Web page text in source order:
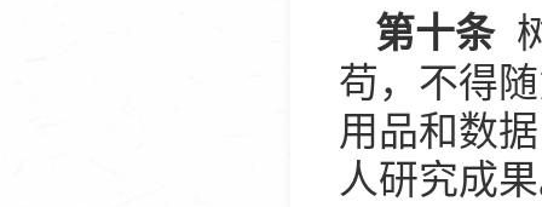
第十条
苟，不得
用品和数
人研究成